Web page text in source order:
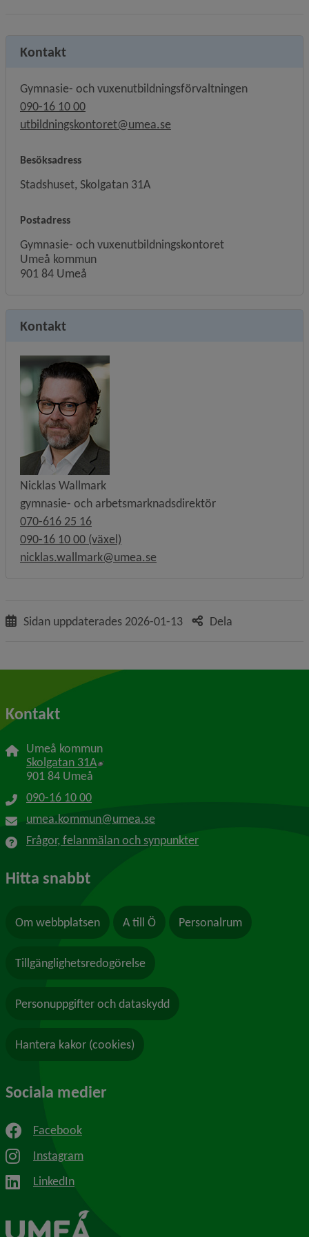
Kontakt
Gymnasie- och vuxenutbildningsförvaltningen
090-16 10 00
utbildningskontoret@umea.se
Besöksadress
Stadshuset, Skolgatan 31A
Postadress
Gymnasie- och vuxenutbildningskontoret
Umeå kommun
901 84 Umeå
Kontakt
Nicklas Wallmark
gymnasie- och arbetsmarknadsdirektör
070-616 25 16
090-16 10 00 (växel)
nicklas.wallmark@umea.se
Sidan uppdaterades 2026-01-13 Dela
Kontakt
Umeå kommun
Skolgatan 31A Länk till annan webbplats, öppnas i nytt
901 84 Umeå
090-16 10 00
umea.kommun@umea.se
Frågor, felanmälan och synpunkter
Hitta snabbt
Om webbplatsen A till Ö Personalrum
Tillgänglighetsredogörelse
Personuppgifter och dataskydd
Hantera kakor (cookies)
Sociala medier
Facebook
Instagram
LinkedIn